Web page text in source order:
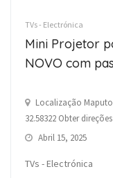
TVs - Electrónica
Mini Projetor
NOVO com
Localização
32.58322 Obter
Abril 15, 2025
TVs - Electrónica